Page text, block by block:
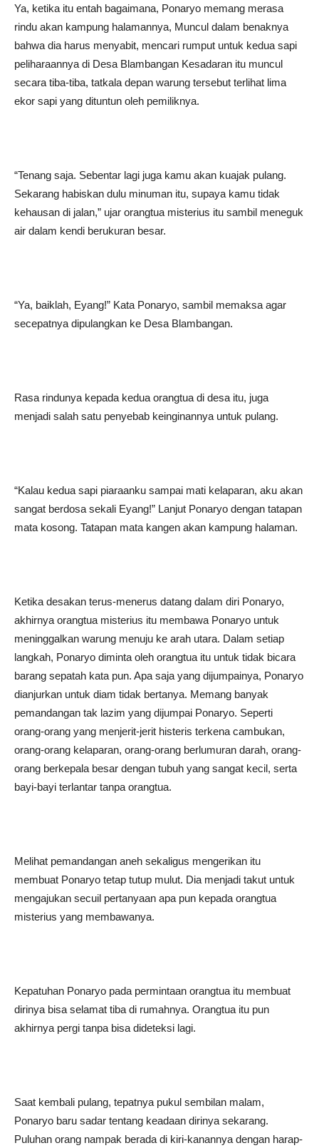
Ya, ketika itu entah bagaimana, Ponaryo memang merasa
rindu akan kampung halamannya, Muncul dalam benaknya
bahwa dia harus menyabit, mencari rumput untuk kedua sapi
peliharaannya di Desa Blambangan Kesadaran itu muncul
secara tiba-tiba, tatkala depan warung tersebut terlihat lima
ekor sapi yang dituntun oleh pemiliknya.
“Tenang saja. Sebentar lagi juga kamu akan kuajak pulang.
Sekarang habiskan dulu minuman itu, supaya kamu tidak
kehausan di jalan,” ujar orangtua misterius itu sambil meneguk
air dalam kendi berukuran besar.
“Ya, baiklah, Eyang!” Kata Ponaryo, sambil memaksa agar
secepatnya dipulangkan ke Desa Blambangan.
Rasa rindunya kepada kedua orangtua di desa itu, juga
menjadi salah satu penyebab keinginannya untuk pulang.
“Kalau kedua sapi piaraanku sampai mati kelaparan, aku akan
sangat berdosa sekali Eyang!” Lanjut Ponaryo dengan tatapan
mata kosong. Tatapan mata kangen akan kampung halaman.
Ketika desakan terus-menerus datang dalam diri Ponaryo,
akhirnya orangtua misterius itu membawa Ponaryo untuk
meninggalkan warung menuju ke arah utara. Dalam setiap
langkah, Ponaryo diminta oleh orangtua itu untuk tidak bicara
barang sepatah kata pun. Apa saja yang dijumpainya, Ponaryo
dianjurkan untuk diam tidak bertanya. Memang banyak
pemandangan tak lazim yang dijumpai Ponaryo. Seperti
orang-orang yang menjerit-jerit histeris terkena cambukan,
orang-orang kelaparan, orang-orang berlumuran darah, orang-
orang berkepala besar dengan tubuh yang sangat kecil, serta
bayi-bayi terlantar tanpa orangtua.
Melihat pemandangan aneh sekaligus mengerikan itu
membuat Ponaryo tetap tutup mulut. Dia menjadi takut untuk
mengajukan secuil pertanyaan apa pun kepada orangtua
misterius yang membawanya.
Kepatuhan Ponaryo pada permintaan orangtua itu membuat
dirinya bisa selamat tiba di rumahnya. Orangtua itu pun
akhirnya pergi tanpa bisa dideteksi lagi.
Saat kembali pulang, tepatnya pukul sembilan malam,
Ponaryo baru sadar tentang keadaan dirinya sekarang.
Puluhan orang nampak berada di kiri-kanannya dengan harap-